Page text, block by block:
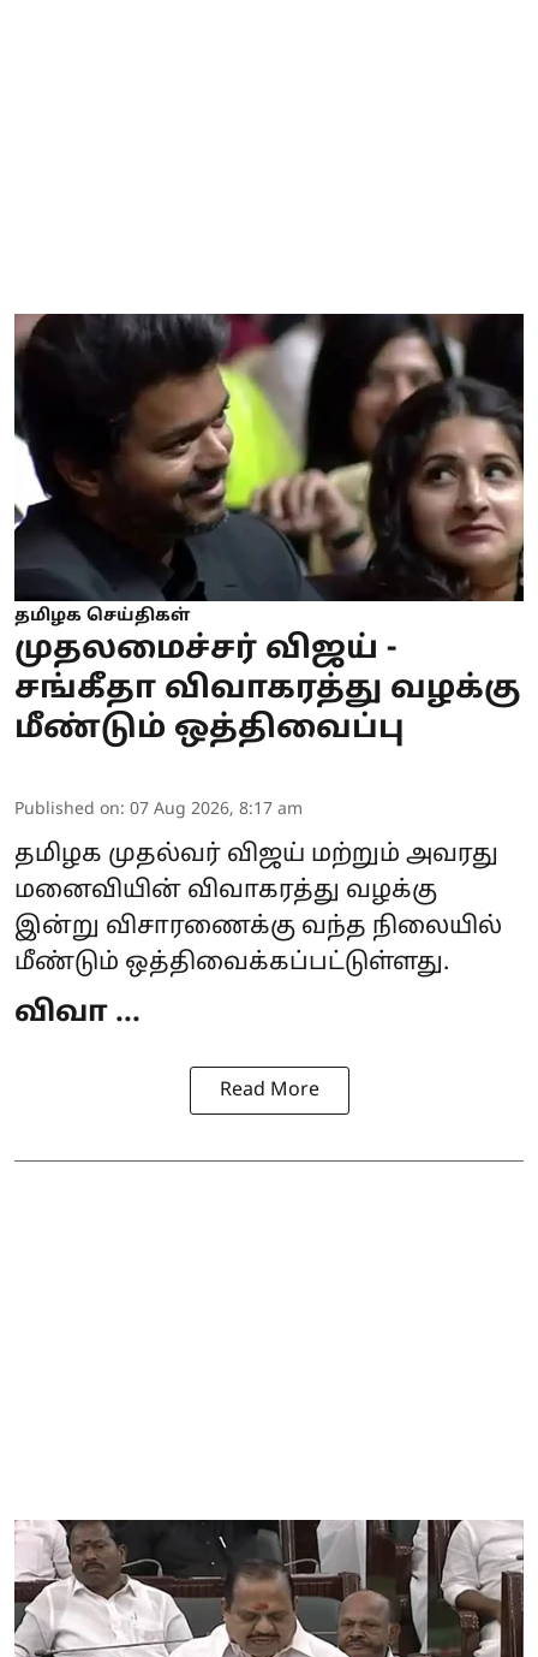
தமிழக செய்திகள்
முதலமைச்சர் விஜய் -
சங்கீதா விவாகரத்து வழக்கு
மீண்டும் ஒத்திவைப்பு
Published on: 07 Aug 2026, 8:17 am
தமிழக முதல்வர் விஜய் மற்றும் அவரது
மனைவியின் விவாகரத்து வழக்கு
இன்று விசாரணைக்கு வந்த நிலையில்
மீண்டும் ஒத்திவைக்கப்பட்டுள்ளது.
விவா ...
Read More